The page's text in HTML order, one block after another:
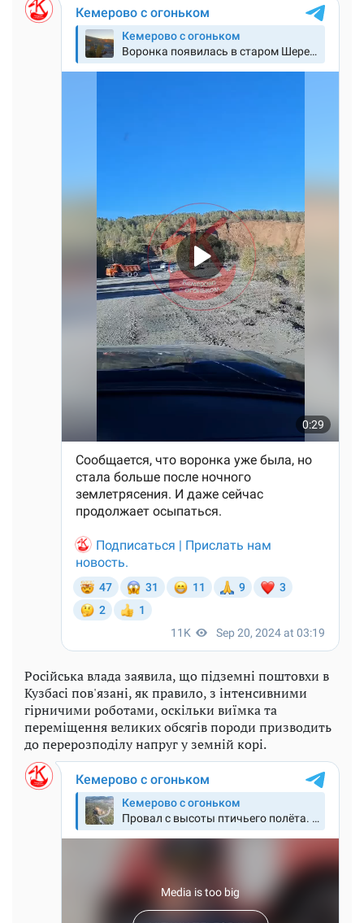
Російська влада заявила, що підземні поштовхи в
Кузбасі пов'язані, як правило, з інтенсивними
гірничими роботами, оскільки виїмка та
переміщення великих обсягів породи призводить
до перерозподілу напруг у земній корі.